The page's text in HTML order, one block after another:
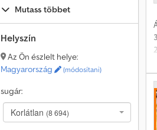
Mutass többet
Helyszín
Az Ön észlelt helye:
Magyarország
(módosítani)
sugár:
Korlátlan (8 694)